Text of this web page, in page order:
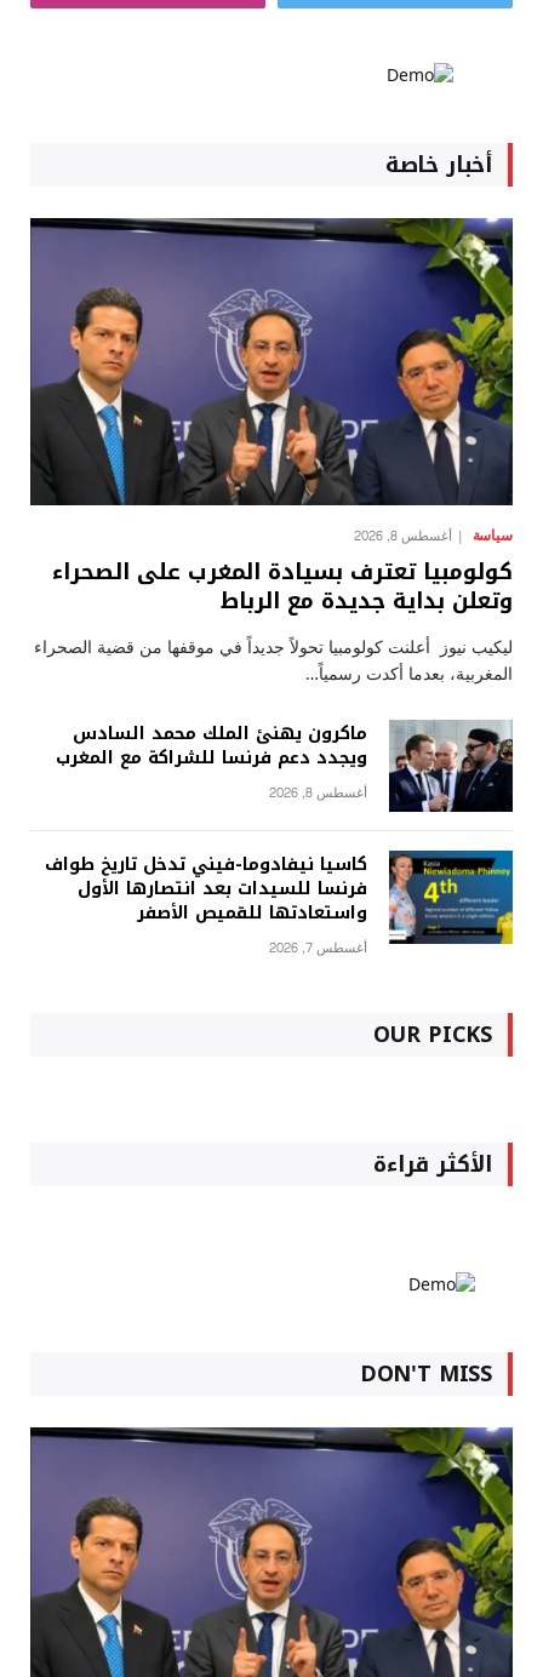
أخبار خاصة
سياسة أغسطس 8, 2026
كولومبيا تعترف بسيادة المغرب على الصحراء
وتعلن بداية جديدة مع الرباط
ليكيب نيوز أعلنت كولومبيا تحولاً جديداً في موقفها من قضية الصحراء
المغربية، بعدما أكدت رسمياً…
ماكرون يهنئ الملك محمد السادس
ويجدد دعم فرنسا للشراكة مع المغرب
أغسطس 8, 2026
كاسيا نيفادوما-فيني تدخل تاريخ طواف
فرنسا للسيدات بعد انتصارها الأول
واستعادتها للقميص الأصفر
أغسطس 7, 2026
OUR PICKS
الأكثر قراءة
DON'T MISS